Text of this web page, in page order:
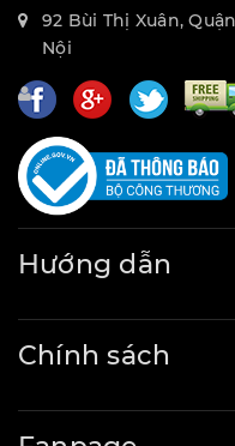
92 Bùi Thị Xuân,
Nội
Hướng dẫn
Chính sách